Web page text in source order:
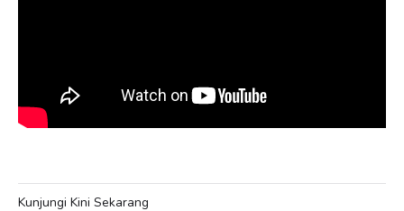
Kunjungi Kini Sekarang